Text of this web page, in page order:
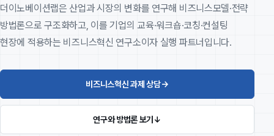
더이노베이션랩은 산업과 시장의 변화를 연구해 비즈니스모델·전략
방법론으로 구조화하고, 이를 기업의 교육·워크숍·코칭·컨설팅
현장에 적용하는 비즈니스혁신 연구소이자 실행 파트너입니다.
비즈니스혁신 과제 상담→
연구와 방법론 보기↓